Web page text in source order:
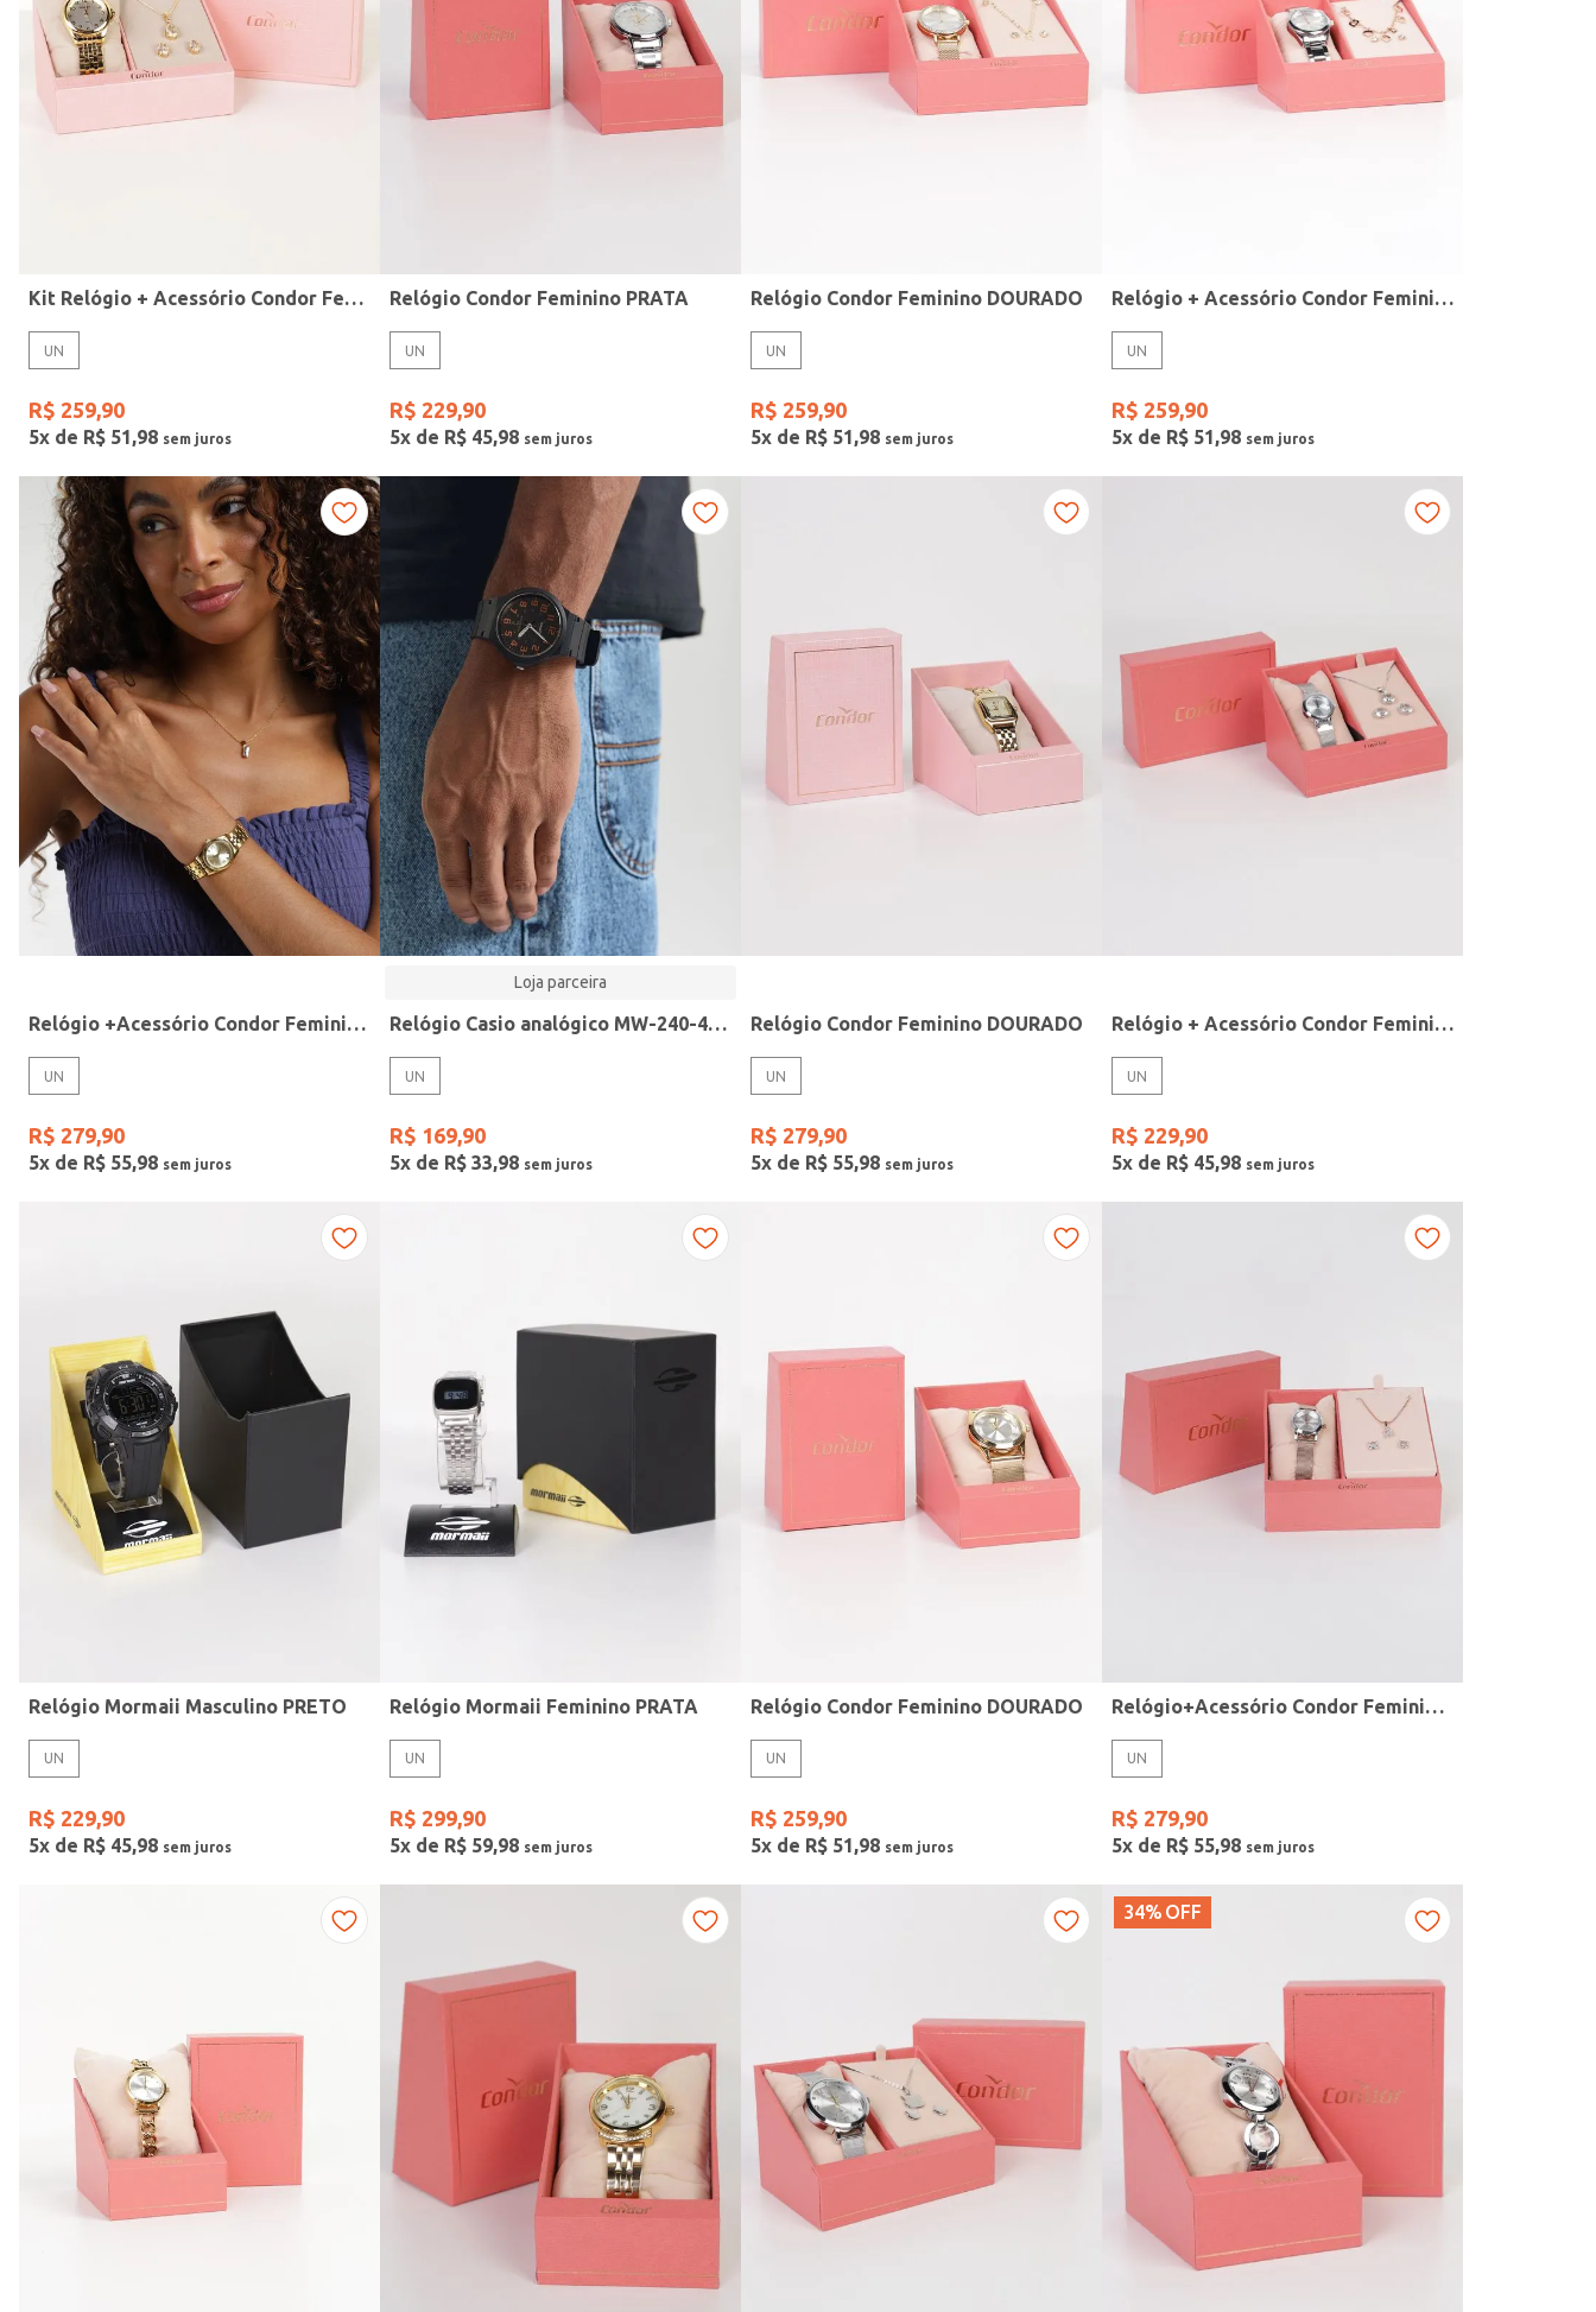
Modelo
Modelo de Pulseira
Vendido Por
Kit Relógio + Acessório Condor Feminino DOURADO
UN
R$ 259,90
5x de R$ 51,98
Relógio Condor Feminino PRATA
UN
R$ 229,90
5x de R$ 45,98
Relógio Condor Feminino DOURADO
UN
R$ 259,90
5x de R$ 51,98
Relógio + Acessório Condor Feminino PRATA
UN
R$ 259,90
5x de R$ 51,98
Relógio +Acessório Condor Feminino DOURADO
UN
R$ 279,90
5x de R$ 55,98
Loja parceira
Relógio Casio analógico MW-240-4BVDF-SC
UN
R$ 169,90
5x de R$ 33,98
Relógio Condor Feminino DOURADO
UN
R$ 279,90
5x de R$ 55,98
Relógio + Acessório Condor Feminino PRATA
UN
R$ 229,90
5x de R$ 45,98
Relógio Mormaii Masculino PRETO
UN
R$ 229,90
5x de R$ 45,98
Relógio Mormaii Feminino PRATA
UN
R$ 299,90
5x de R$ 59,98
Relógio Condor Feminino DOURADO
UN
R$ 259,90
5x de R$ 51,98
Relógio+Acessório Condor Feminino ROSE
UN
R$ 279,90
5x de R$ 55,98
34% OFF